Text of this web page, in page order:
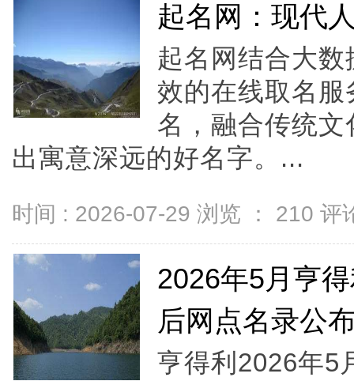
起名网：现代
起名网结合大
效的在线取名
名，融合传统
出寓意深远的好名字。...
时间 : 2026-07-29 浏览 ： 210 评
2026年5月亨
后网点名录公
亨得利2026年5